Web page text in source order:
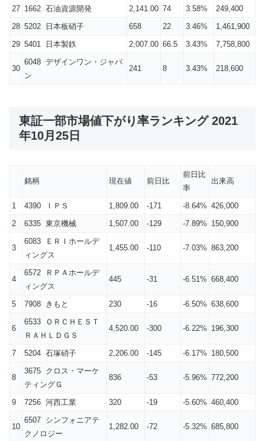
27 1662 石油資源開発 2,141.00 74 3.58%
249,400
28 5202 日本板硝子 658 22 3.46%
1,461,900
29 5401 日本製鉄 2,007.00 66.5 3.43% 7,758,800
30
6048 デザインワン・ジャパ
ン
241 8 3.43% 218,600
東証一部市場値下がり率ランキング 2021
年10月25日
銘柄 現在値 前日比
前日比
率
出来高
1 4390 ＩＰＳ 1,809.00 -171 -8.64% 426,000
2
6335 東京機械 1,507.00 -129 -7.89% 150,900
3
6083 ＥＲＩホールデ
ィングス
1,455.00 -110 -7.03% 863,200
4
6572 ＲＰＡホールデ
ィングス
445 -31 -6.51% 668,400
5 7908 きもと 230 -16 -6.50% 638,600
6
6533 ＯＲＣＨＥＳＴ
ＲＡＨＬＤＧＳ
4,520.00 -300 -6.22% 196,300
7 5204 石塚硝子 2,206.00 -145 -6.17% 180,500
8
3675 クロス・マーケ
ティングＧ
836 -53 -5.96% 772,200
9 7256 河西工業 320 -19 -5.60% 460,400
10
6507 シンフォニアテ
クノロジー
1,282.00 -72 -5.32% 685,800